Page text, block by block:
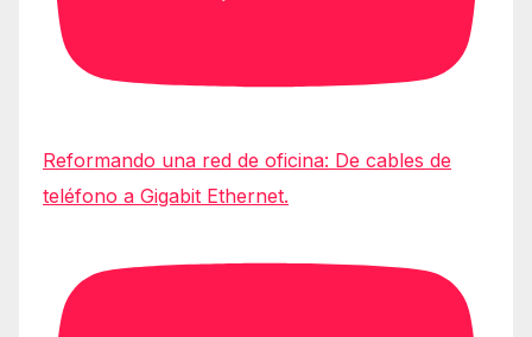
Reformando una red de oficina: De cables de
teléfono a Gigabit Ethernet.